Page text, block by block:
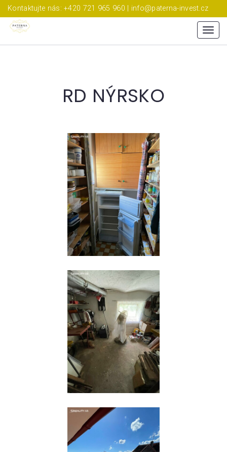
Kontaktujte nás: +420 721 965 960 | info@paterna-invest.cz
Menu
RD NÝRSKO